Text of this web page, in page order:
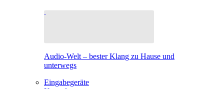
Audio-Welt – bester Klang zu Hause und
unterwegs
Eingabegeräte